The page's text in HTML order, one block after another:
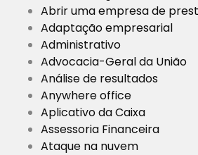
Abrir uma empresa de
Adaptação empresarial
Administrativo
Advocacia-Geral da União
Análise de resultados
Anywhere office
Aplicativo da Caixa
Assessoria Financeira
Ataque na nuvem